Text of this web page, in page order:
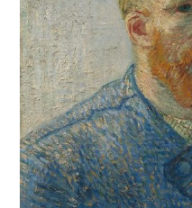
뭉크 미술관
바티칸 미술관
반 고흐 미술관
빈 미술사 박물관
상파울루 미술관
시카고 미술관